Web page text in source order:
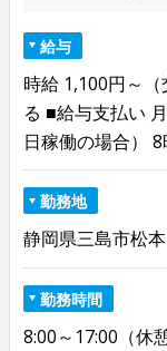
給与
時給 1,100円～
る ■給与支払い
日稼働の場合）
勤務地
静岡県三島市松本
勤務時間
8:00～17:00（休